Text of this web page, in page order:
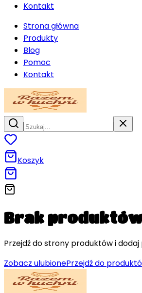
Kontakt
Strona główna
Produkty
Blog
Pomoc
Kontakt
Koszyk
Brak
Przejdź do strony produktów i
Zobacz ulubionePrzejdź do